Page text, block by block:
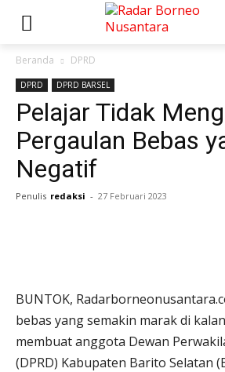
Beranda DPRD
DPRD DPRD BARSEL
Pelajar Tidak
Pergaulan Bebas
Negatif
Penulis redaksi - 27 Februari 2023
BUNTOK,
bebas yang semakin marak di
membuat anggota Dewan
(DPRD) Kabupaten Barito Selatan